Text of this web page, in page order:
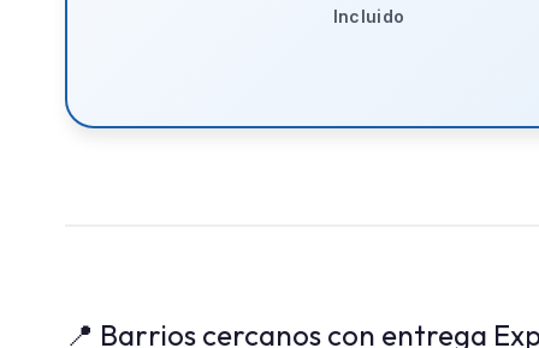
Incluido
📍 Barrios cercanos con entrega